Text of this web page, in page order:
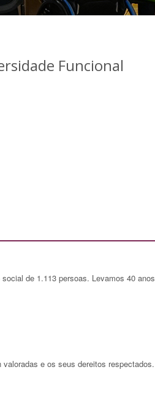
Funcional
de 1.113 persoas. Levamos 40 anos
e os seus dereitos respectados.